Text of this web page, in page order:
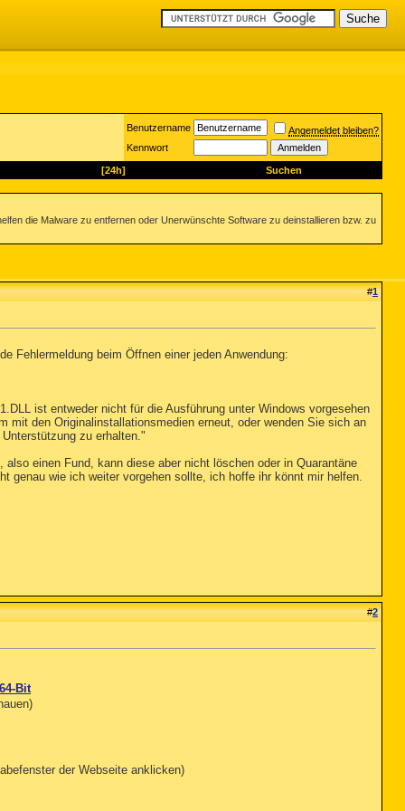
Benutzername
Angemeldet bleiben?
Kennwort
[24h] Suchen
die Malware zu entfernen oder Unerwünschte Software zu deinstallieren bzw. zu
#1
Fehlermeldung beim Öffnen einer jeden Anwendung:
ist entweder nicht für die Ausführung unter Windows vorgesehen
mit den Originalinstallationsmedien erneut, oder wenden Sie sich an
zu erhalten."
einen Fund, kann diese aber nicht löschen oder in Quarantäne
genau wie ich weiter vorgehen sollte, ich hoffe ihr könnt mir helfen.
#2
Bit
der Webseite anklicken)